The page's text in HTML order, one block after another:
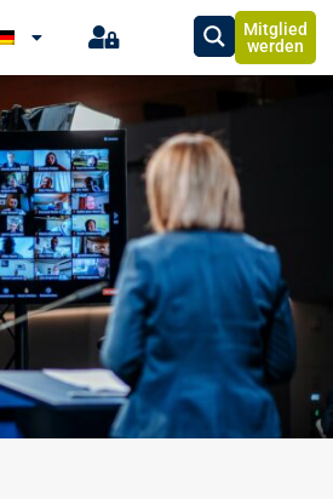
Mitglied
werden